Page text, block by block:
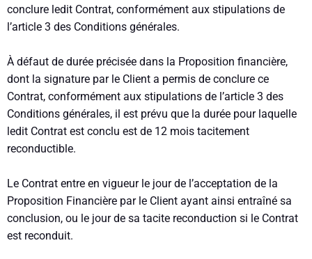
conclure ledit Contrat, conformément aux stipulations de
l’article 3 des Conditions générales.
À défaut de durée précisée dans la Proposition financière,
dont la signature par le Client a permis de conclure ce
Contrat, conformément aux stipulations de l’article 3 des
Conditions générales, il est prévu que la durée pour laquelle
ledit Contrat est conclu est de 12 mois tacitement
reconductible.
Le Contrat entre en vigueur le jour de l’acceptation de la
Proposition Financière par le Client ayant ainsi entraîné sa
conclusion, ou le jour de sa tacite reconduction si le Contrat
est reconduit.